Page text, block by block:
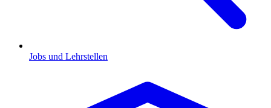
Jobs und Lehrstellen